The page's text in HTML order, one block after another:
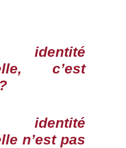
identité
c’est
identité
n’est pas